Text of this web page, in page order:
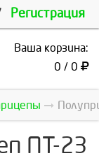
Регистрация
Ваша корзина:
0 / 0
ПТ-23